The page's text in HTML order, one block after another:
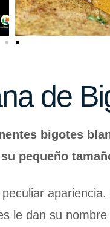
de
bigotes
su pequeño
le dan su